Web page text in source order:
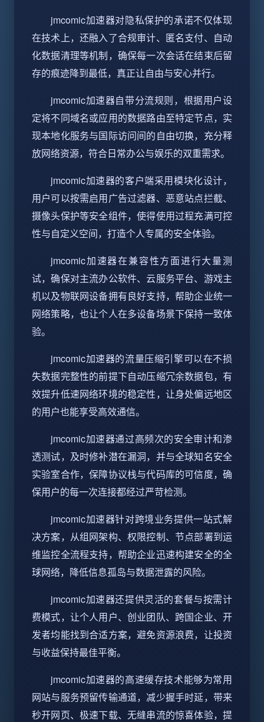
jmcomic加速器对隐私保护的承诺不仅体现
在技术上，还融入了合规审计、匿名支付、自动
化数据清理等机制，确保每一次会话在结束后留
存的痕迹降到最低，真正让自由与安心并行。
jmcomic加速器自带分流规则，根据用户设
定将不同域名或应用的数据路由至特定节点，实
现本地化服务与国际访问间的自由切换，充分释
放网络资源，符合日常办公与娱乐的双重需求。
jmcomic加速器的客户端采用模块化设计，
用户可以按需启用广告过滤器、恶意站点拦截、
摄像头保护等安全组件，使得使用过程充满可控
性与自定义空间，打造个人专属的安全体验。
jmcomic加速器在兼容性方面进行大量测
试，确保对主流办公软件、云服务平台、游戏主
机以及物联网设备拥有良好支持，帮助企业统一
网络策略，也让个人在多设备场景下保持一致体
验。
jmcomic加速器的流量压缩引擎可以在不损
失数据完整性的前提下自动压缩冗余数据包，有
效提升低速网络环境的稳定性，让身处偏远地区
的用户也能享受高效通信。
jmcomic加速器通过高频次的安全审计和渗
透测试，及时修补潜在漏洞，并与全球知名安全
实验室合作，保障协议栈与代码库的可信度，确
保用户的每一次连接都经过严苛检测。
jmcomic加速器针对跨境业务提供一站式解
决方案，从组网架构、权限控制、节点部署到运
维监控全流程支持，帮助企业迅速构建安全的全
球网络，降低信息孤岛与数据泄露的风险。
jmcomic加速器还提供灵活的套餐与按需计
费模式，让个人用户、创业团队、跨国企业、开
发者均能找到合适方案，避免资源浪费，让投资
与收益保持最佳平衡。
jmcomic加速器的高速缓存技术能够为常用
网站与服务预留传输通道，减少握手时延，带来
秒开网页、极速下载、无缝串流的惊喜体验，提